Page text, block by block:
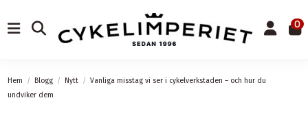
0
Hem Blogg Nytt
Vanliga misstag vi ser i cykelverkstaden – och hur du
undviker dem